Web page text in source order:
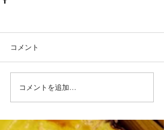
コメント
コメントを追加…